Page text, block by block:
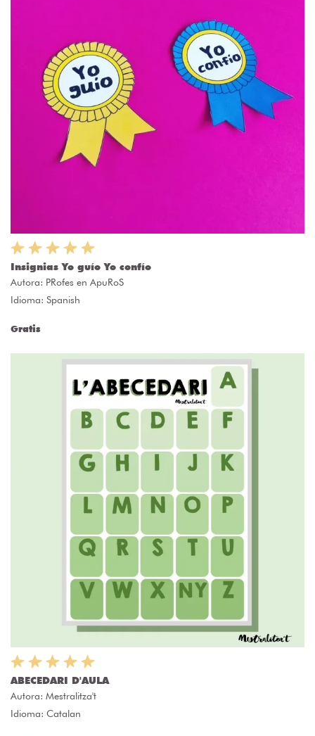
Insignias Yo guío Yo confío
Autora: PRofes en ApuRoS
Idioma: Spanish
Gratis
ABECEDARI D'AULA
Autora: Mestralitza't
Idioma: Catalan